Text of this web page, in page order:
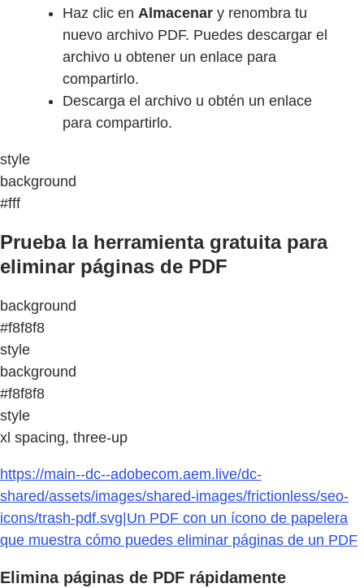
Haz clic en Almacenar y renombra tu
nuevo archivo PDF. Puedes descargar el
archivo u obtener un enlace para
compartirlo.
Descarga el archivo u obtén un enlace
para compartirlo.
style
background
#fff
Prueba la herramienta gratuita para
eliminar páginas de PDF
background
#f8f8f8
style
background
#f8f8f8
style
xl spacing, three-up
https://main--dc--adobecom.aem.live/dc-
shared/assets/images/shared-images/frictionless/seo-
icons/trash-pdf.svg|Un PDF con un ícono de papelera
que muestra cómo puedes eliminar páginas de un PDF
Elimina páginas de PDF rápidamente